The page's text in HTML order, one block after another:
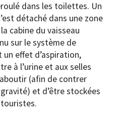
dans les toilettes. Un
détaché dans une zone
cabine du vaisseau
sur le système de
effet d’aspiration,
à l’urine et aux selles
(afin de contrer
et d’être stockées
touristes.